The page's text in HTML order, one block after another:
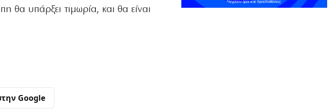
θα υπάρξει τιμωρία, και θα είναι
Google
6|08|2026 | 22:50